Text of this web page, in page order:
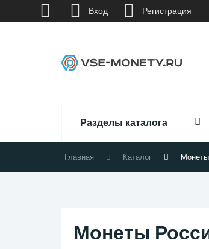
Разделы каталога
Главная Каталог
Монеты
Вход Регистрация